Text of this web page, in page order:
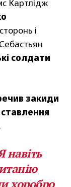
Картлідж
і
солдати
закиди
.
навіть
хоробро